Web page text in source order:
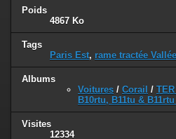
Poids
4867 Ko
Tags
Paris Est, rame tractée
Albums
Voitures / Corail /
B10rtu, B11tu &
Visites
12334